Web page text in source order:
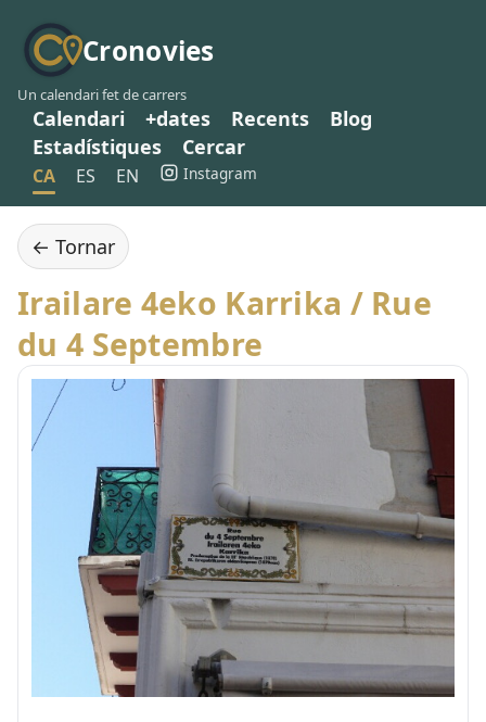
Cronovies
Un calendari fet de carrers
Calendari +dates Recents
Blog
Estadístiques
Cercar
CA ES EN Instagram
← Tornar
Irailare 4eko Karrika / Rue
du 4 Septembre